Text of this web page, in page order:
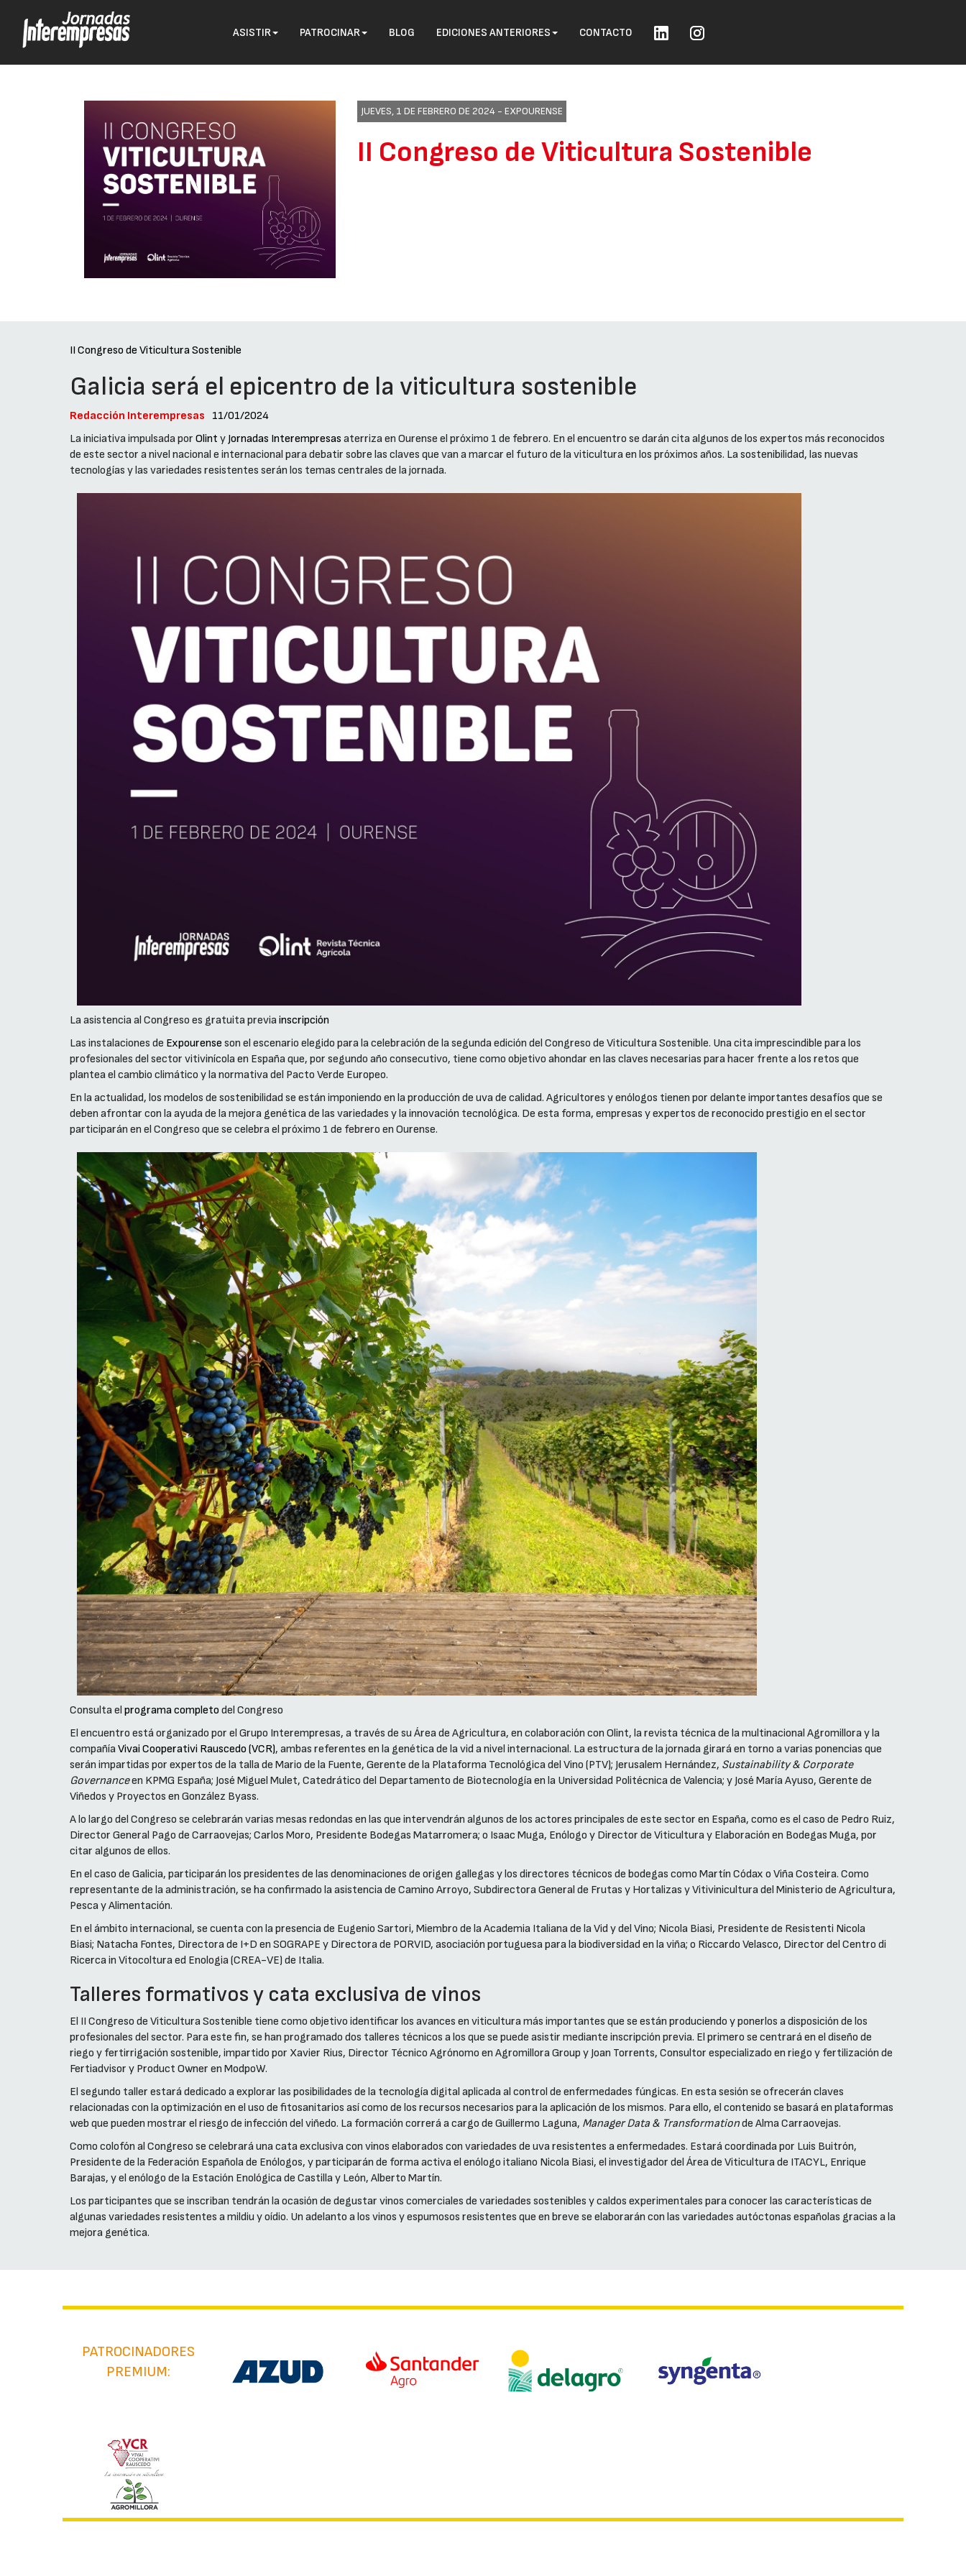
ASISTIR PATROCINAR BLOG EDICIONES ANTERIORES CONTACTO
JUEVES, 1 DE FEBRERO DE 2024 - EXPOURENSE
II Congreso de Viticultura Sostenible
II Congreso de Viticultura Sostenible
Galicia será el epicentro de la viticultura sostenible
Redacción Interempresas
11/01/2024
La iniciativa impulsada por Olint y Jornadas Interempresas aterriza en Ourense el próximo 1 de febrero. En el encuentro se darán cita algunos de los expertos más reconocidos
de este sector a nivel nacional e internacional para debatir sobre las claves que van a marcar el futuro de la viticultura en los próximos años. La sostenibilidad, las nuevas
tecnologías y las variedades resistentes serán los temas centrales de la jornada.
La asistencia al Congreso es gratuita previainscripción
Las instalaciones de Expourense son el escenario elegido para la celebración de la segunda edición del Congreso de Viticultura Sostenible. Una cita imprescindible para los
profesionales del sector vitivinícola en España que, por segundo año consecutivo, tiene como objetivo ahondar en las claves necesarias para hacer frente a los retos que
plantea el cambio climático y la normativa del Pacto Verde Europeo.
En la actualidad, los modelos de sostenibilidad se están imponiendo en la producción de uva de calidad. Agricultores y enólogos tienen por delante importantes desafíos que se
deben afrontar con la ayuda de la mejora genética de las variedades y la innovación tecnológica. De esta forma, empresas y expertos de reconocido prestigio en el sector
participarán en el Congreso que se celebra el próximo 1 de febrero en Ourense.
Consulta el programa completo del Congreso
El encuentro está organizado por el Grupo Interempresas, a través de su Área de Agricultura, en colaboración con Olint, la revista técnica de la multinacional Agromillora y la
compañíaVivai Cooperativi Rauscedo (VCR), ambas referentes en la genética de la vid a nivel internacional. La estructura de la jornada girará en torno a varias ponencias que
serán impartidas por expertos de la talla de Mario de la Fuente, Gerente de la Plataforma Tecnológica del Vino (PTV); Jerusalem Hernández, Sustainability & Corporate
Governanceen KPMG España; José Miguel Mulet, Catedrático del Departamento de Biotecnología en la Universidad Politécnica de Valencia; y José María Ayuso, Gerente de
Viñedos y Proyectos en González Byass.
A lo largo del Congreso se celebrarán varias mesas redondas en las que intervendrán algunos de los actores principales de este sector en España, como es el caso de Pedro Ruiz,
Director General Pago de Carraovejas; Carlos Moro, Presidente Bodegas Matarromera; o Isaac Muga, Enólogo y Director de Viticultura y Elaboración en Bodegas Muga, por
citar algunos de ellos.
En el caso de Galicia, participarán los presidentes de las denominaciones de origen gallegas y los directores técnicos de bodegas como Martín Códax o Viña Costeira. Como
representante de la administración, se ha confirmado la asistencia de Camino Arroyo, Subdirectora General de Frutas y Hortalizas y Vitivinicultura del Ministerio de Agricultura,
Pesca y Alimentación.
En el ámbito internacional, se cuenta con la presencia de Eugenio Sartori, Miembro de la Academia Italiana de la Vid y del Vino; Nicola Biasi, Presidente de Resistenti Nicola
Biasi; Natacha Fontes, Directora de I+D en SOGRAPE y Directora de PORVID, asociación portuguesa para la biodiversidad en la viña; o Riccardo Velasco, Director del Centro di
Ricerca in Vitocoltura ed Enologia (CREA-VE) de Italia.
Talleres formativos y cata exclusiva de vinos
El II Congreso de Viticultura Sostenible tiene como objetivo identificar los avances en viticultura más importantes que se están produciendo y ponerlos a disposición de los
profesionales del sector. Para este fin, se han programado dos talleres técnicos a los que se puede asistir mediante inscripción previa. El primero se centrará en el diseño de
riego y fertirrigación sostenible, impartido por Xavier Rius, Director Técnico Agrónomo en Agromillora Group y Joan Torrents, Consultor especializado en riego y fertilización de
Fertiadvisor y Product Owner en ModpoW.
El segundo taller estará dedicado a explorar las posibilidades de la tecnología digital aplicada al control de enfermedades fúngicas. En esta sesión se ofrecerán claves
relacionadas con la optimización en el uso de fitosanitarios así como de los recursos necesarios para la aplicación de los mismos. Para ello, el contenido se basará en plataformas
web que pueden mostrar el riesgo de infección del viñedo. La formación correrá a cargo de Guillermo Laguna, Manager Data & Transformationde Alma Carraovejas.
Como colofón al Congreso se celebrará una cata exclusiva con vinos elaborados con variedades de uva resistentes a enfermedades. Estará coordinada por Luis Buitrón,
Presidente de la Federación Española de Enólogos, y participarán de forma activa el enólogo italiano Nicola Biasi, el investigador del Área de Viticultura de ITACYL, Enrique
Barajas, y el enólogo de la Estación Enológica de Castilla y León, Alberto Martín.
Los participantes que se inscriban tendrán la ocasión de degustar vinos comerciales de variedades sostenibles y caldos experimentales para conocer las características de
algunas variedades resistentes a mildiu y oídio. Un adelanto a los vinos y espumosos resistentes que en breve se elaborarán con las variedades autóctonas españolas gracias a la
mejora genética.
PATROCINADORES
PREMIUM: